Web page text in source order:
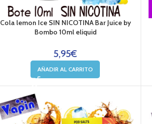
Cola lemon Ice SIN NICOTINA Bar Juice by
Bombo 10ml eliquid
5,95€
AÑADIR AL CARRITO